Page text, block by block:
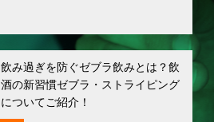
飲み過ぎを防ぐゼブラ飲みとは？飲
酒の新習慣ゼブラ・ストライピング
についてご紹介！